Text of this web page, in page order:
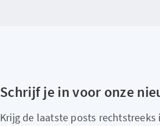
Schrijf je in voor onze
Krijg de laatste posts rechtstreeks